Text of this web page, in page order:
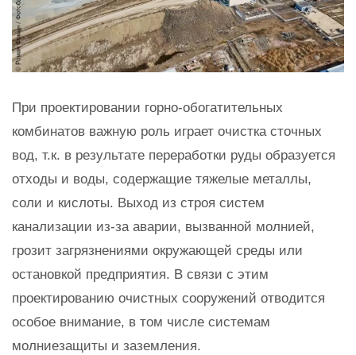
При проектировании горно-обогатительных
комбинатов важную роль играет очистка сточных
вод, т.к. в результате переработки руды образуется
отходы и воды, содержащие тяжелые металлы,
соли и кислоты. Выход из строя систем
канализации из-за аварии, вызванной молнией,
грозит загрязнениями окружающей среды или
остановкой предприятия. В связи с этим
проектированию очистных сооружений отводится
особое внимание, в том числе системам
молниезащиты и заземления.